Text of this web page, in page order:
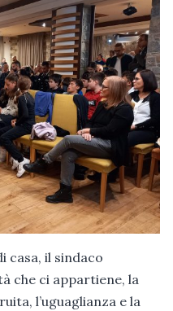
casa, il sindaco
che ci appartiene, la
l’uguaglianza e la